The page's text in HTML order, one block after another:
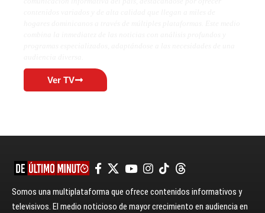
Ver TV
Somos una multiplataforma que ofrece contenidos informativos y
televisivos. El medio noticioso de mayor crecimiento en audiencia en